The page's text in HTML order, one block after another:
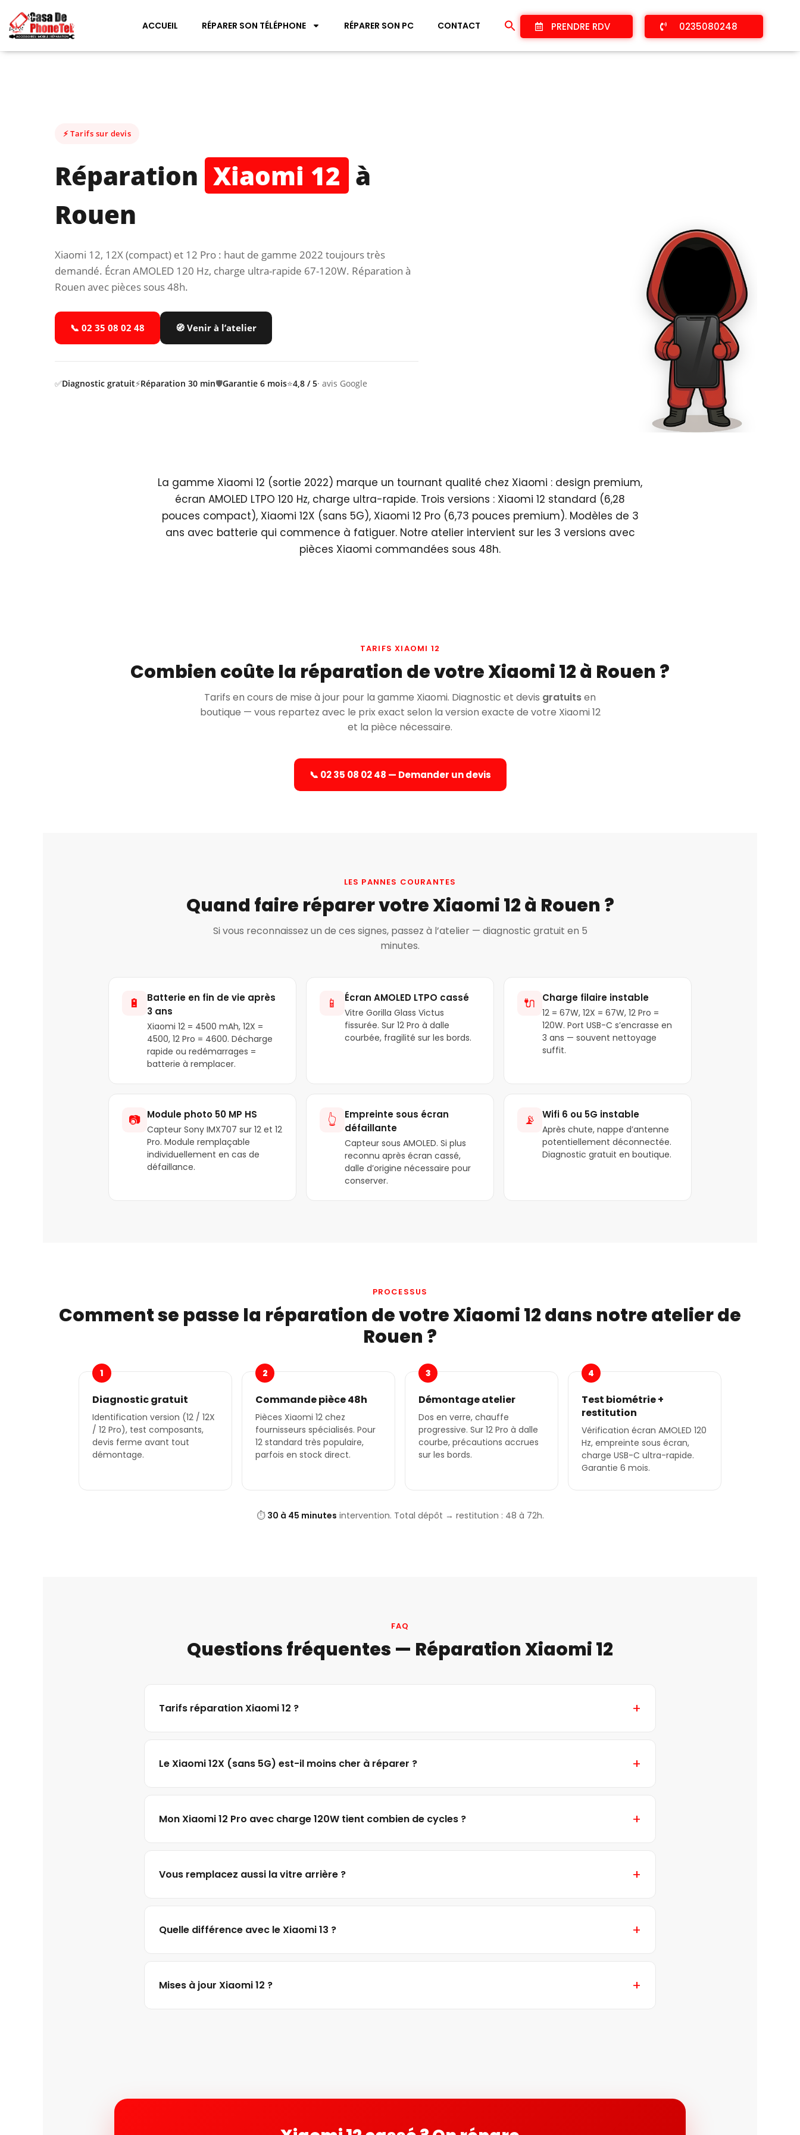
ACCUEIL RÉPARER SON TÉLÉPHONE RÉPARER SON PC CONTACT PRENDRE RDV 0235080248
⚡ Tarifs sur devis
Réparation Xiaomi 12 à
Rouen
Xiaomi 12, 12X (compact) et 12 Pro : haut de gamme 2022 toujours très
demandé. Écran AMOLED 120 Hz, charge ultra-rapide 67-120W. Réparation à
Rouen avec pièces sous 48h.
📞 02 35 08 02 48 🧭 Venir à l’atelier
✅Diagnostic gratuit⚡Réparation 30 min🛡️Garantie 6 mois⭐4,8 / 5· avis Google
La gamme Xiaomi 12 (sortie 2022) marque un tournant qualité chez Xiaomi : design premium,
écran AMOLED LTPO 120 Hz, charge ultra-rapide. Trois versions : Xiaomi 12 standard (6,28
pouces compact), Xiaomi 12X (sans 5G), Xiaomi 12 Pro (6,73 pouces premium). Modèles de 3
ans avec batterie qui commence à fatiguer. Notre atelier intervient sur les 3 versions avec
pièces Xiaomi commandées sous 48h.
TARIFS XIAOMI 12
Combien coûte la réparation de votre Xiaomi 12 à Rouen ?
Tarifs en cours de mise à jour pour la gamme Xiaomi. Diagnostic et devis gratuitsen
boutique — vous repartez avec le prix exact selon la version exacte de votre Xiaomi 12
et la pièce nécessaire.
📞 02 35 08 02 48 — Demander un devis
LES PANNES COURANTES
Quand faire réparer votre Xiaomi 12 à Rouen ?
Si vous reconnaissez un de ces signes, passez à l’atelier — diagnostic gratuit en 5
minutes.
🔋
Batterie en fin de vie après
3 ans
Xiaomi 12 = 4500 mAh, 12X =
4500, 12 Pro = 4600. Décharge
rapide ou redémarrages =
batterie à remplacer.
📱 Écran AMOLED LTPO cassé
Vitre Gorilla Glass Victus
fissurée. Sur 12 Pro à dalle
courbée, fragilité sur les bords.
🔌 Charge filaire instable
12 = 67W, 12X = 67W, 12 Pro =
120W. Port USB-C s’encrasse en
3 ans — souvent nettoyage
suffit.
📷 Module photo 50 MP HS
Capteur Sony IMX707 sur 12 et 12
Pro. Module remplaçable
individuellement en cas de
défaillance.
👆
Empreinte sous écran
défaillante
Capteur sous AMOLED. Si plus
reconnu après écran cassé,
dalle d’origine nécessaire pour
conserver.
📡 Wifi 6 ou 5G instable
Après chute, nappe d’antenne
potentiellement déconnectée.
Diagnostic gratuit en boutique.
PROCESSUS
Comment se passe la réparation de votre Xiaomi 12 dans notre atelier de
Rouen ?
1
Diagnostic gratuit
Identification version (12 / 12X
/ 12 Pro), test composants,
devis ferme avant tout
démontage.
2
Commande pièce 48h
Pièces Xiaomi 12 chez
fournisseurs spécialisés. Pour
12 standard très populaire,
parfois en stock direct.
3
Démontage atelier
Dos en verre, chauffe
progressive. Sur 12 Pro à dalle
courbe, précautions accrues
sur les bords.
4
Test biométrie +
restitution
Vérification écran AMOLED 120
Hz, empreinte sous écran,
charge USB-C ultra-rapide.
Garantie 6 mois.
⏱️ 30 à 45 minutes intervention. Total dépôt → restitution : 48 à 72h.
FAQ
Questions fréquentes — Réparation Xiaomi 12
Tarifs réparation Xiaomi 12 ?
Le Xiaomi 12X (sans 5G) est-il moins cher à réparer ?
Mon Xiaomi 12 Pro avec charge 120W tient combien de cycles ?
Vous remplacez aussi la vitre arrière ?
Quelle différence avec le Xiaomi 13 ?
Mises à jour Xiaomi 12 ?